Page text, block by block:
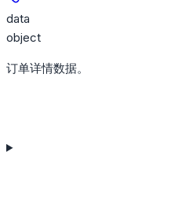
data
object
订单详情数据。